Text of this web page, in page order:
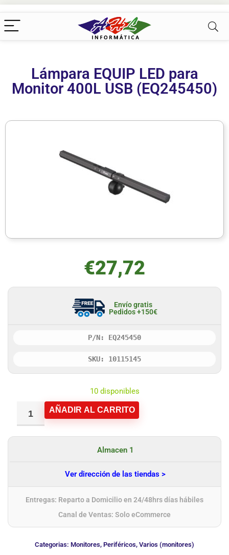
Lámpara EQUIP LED para
Monitor 400L USB (EQ245450)
€27,72
Envío gratis
Pedidos +150€
P/N: EQ245450
SKU: 10115145
10 disponibles
AÑADIR AL CARRITO
Almacen 1
Ver dirección de las tiendas >
Entregas: Reparto a Domicilio en 24/48hrs días hábiles
Canal de Ventas: Solo eCommerce
Categorias: Monitores, Periféricos, Varios (monitores)